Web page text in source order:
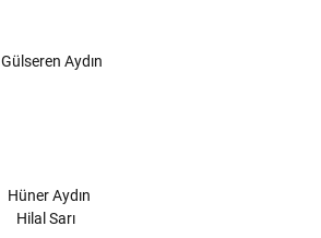
Gülseren Aydın
Hüner Aydın
Hilal Sarı